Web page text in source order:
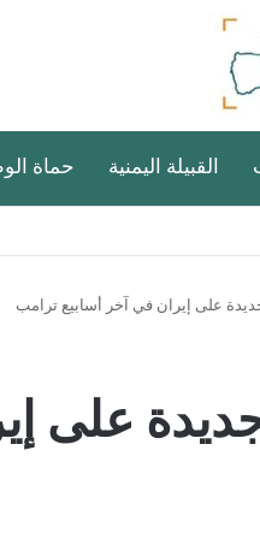
القبيلة اليمنية حماة
على إيران في آخر أسابيع ترامب
على